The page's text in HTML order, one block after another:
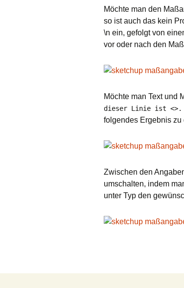
Möchte man den
so ist auch das kein
\n ein, gefolgt von
vor oder nach den
Möchte man Text und
dieser Linie ist <>.
folgendes Ergebnis zu
Zwischen den
umschalten, indem
unter Typ den